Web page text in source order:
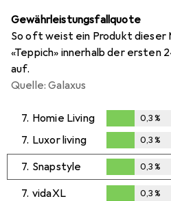
Gewährleistungsfallquote
So oft weist ein Produkt dieser
«Teppich» innerhalb der ersten
auf.
Quelle: Galaxus
7. Homie Living
0,3%
0,3%
7. Luxor living
0,3%
0,3%
7. Snapstyle
0,3%
0,3%
7. vidaXL 0,3%